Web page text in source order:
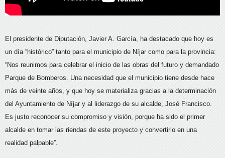
El presidente de Diputación, Javier A. García, ha destacado que hoy es
un día “histórico” tanto para el municipio de Níjar como para la provincia:
“Nos reunimos para celebrar el inicio de las obras del futuro y demandado
Parque de Bomberos. Una necesidad que el municipio tiene desde hace
más de veinte años, y que hoy se materializa gracias a la determinación
del Ayuntamiento de Níjar y al liderazgo de su alcalde, José Francisco.
Es justo reconocer su compromiso y visión, porque ha sido el primer
alcalde en tomar las riendas de este proyecto y convertirlo en una
realidad palpable”.